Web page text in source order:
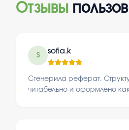
Отзывы
S
sofia.k
Сгенерила реферат.
читабельно и оформлено